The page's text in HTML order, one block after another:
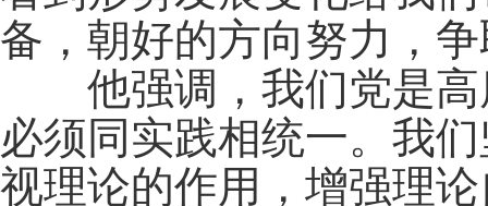
备，朝好的方向努力，
他强调，我们党是高
必须同实践相统一。我
视理论的作用，增强理